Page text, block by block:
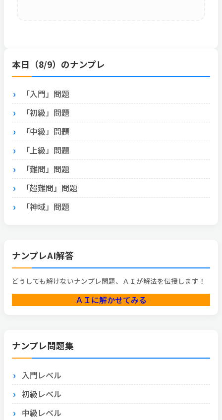
本日（8/9）のナンプレ
「入門」問題
「初級」問題
「中級」問題
「上級」問題
「難問」問題
「超難問」問題
「神域」問題
ナンプレAI解答
どうしても解けないナンプレ問題、ＡＩが解法を伝授します！
ＡＩに解かせてみる
ナンプレ問題集
入門レベル
初級レベル
中級レベル